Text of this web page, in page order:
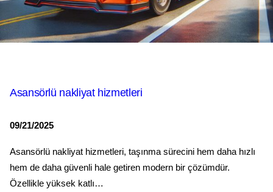
Asansörlü nakliyat hizmetleri
09/21/2025
Asansörlü nakliyat hizmetleri, taşınma sürecini hem daha hızlı
hem de daha güvenli hale getiren modern bir çözümdür.
Özellikle yüksek katlı…